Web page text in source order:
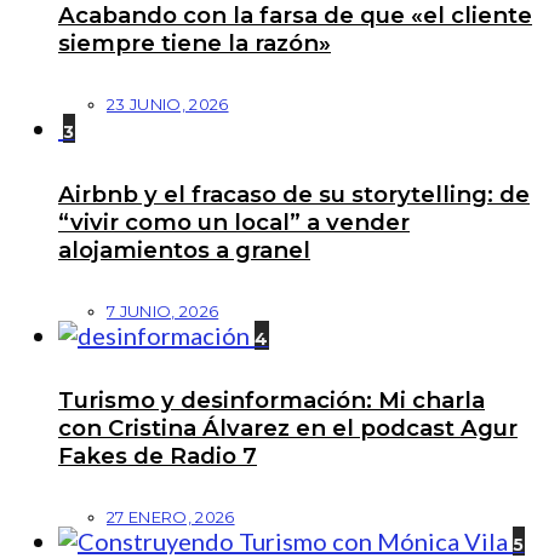
Acabando con la farsa de que «el cliente
siempre tiene la razón»
23 JUNIO, 2026
3
Airbnb y el fracaso de su storytelling: de
“vivir como un local” a vender
alojamientos a granel
7 JUNIO, 2026
4
Turismo y desinformación: Mi charla
con Cristina Álvarez en el podcast Agur
Fakes de Radio 7
27 ENERO, 2026
5